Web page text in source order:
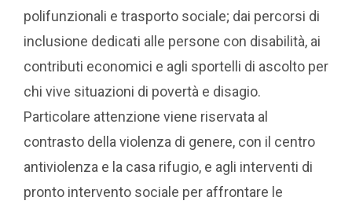
polifunzionali e trasporto sociale; dai percorsi di
inclusione dedicati alle persone con disabilità, ai
contributi economici e agli sportelli di ascolto per
chi vive situazioni di povertà e disagio.
Particolare attenzione viene riservata al
contrasto della violenza di genere, con il centro
antiviolenza e la casa rifugio, e agli interventi di
pronto intervento sociale per affrontare le